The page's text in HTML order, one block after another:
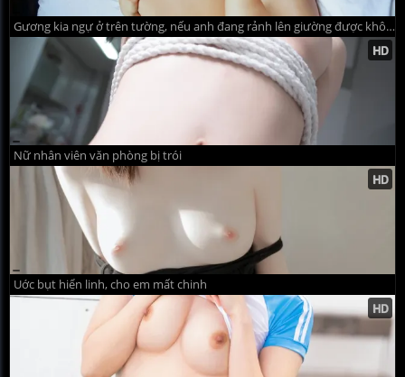
Gương kia ngự ở trên tường, nếu anh đang rảnh lên giường được không
Nữ nhân viên văn phòng bị trói
Uớc bụt hiển linh, cho em mất chinh